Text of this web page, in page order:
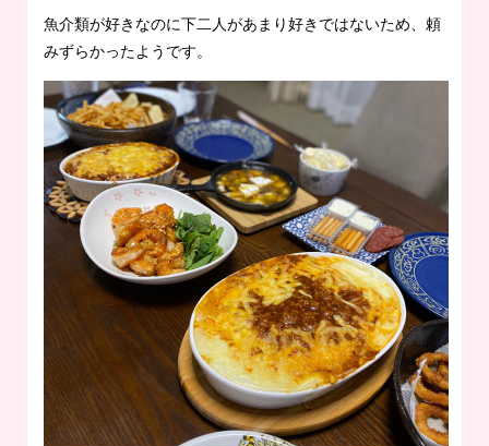
魚介類が好きなのに下二人があまり好きではないため、頼
みずらかったようです。